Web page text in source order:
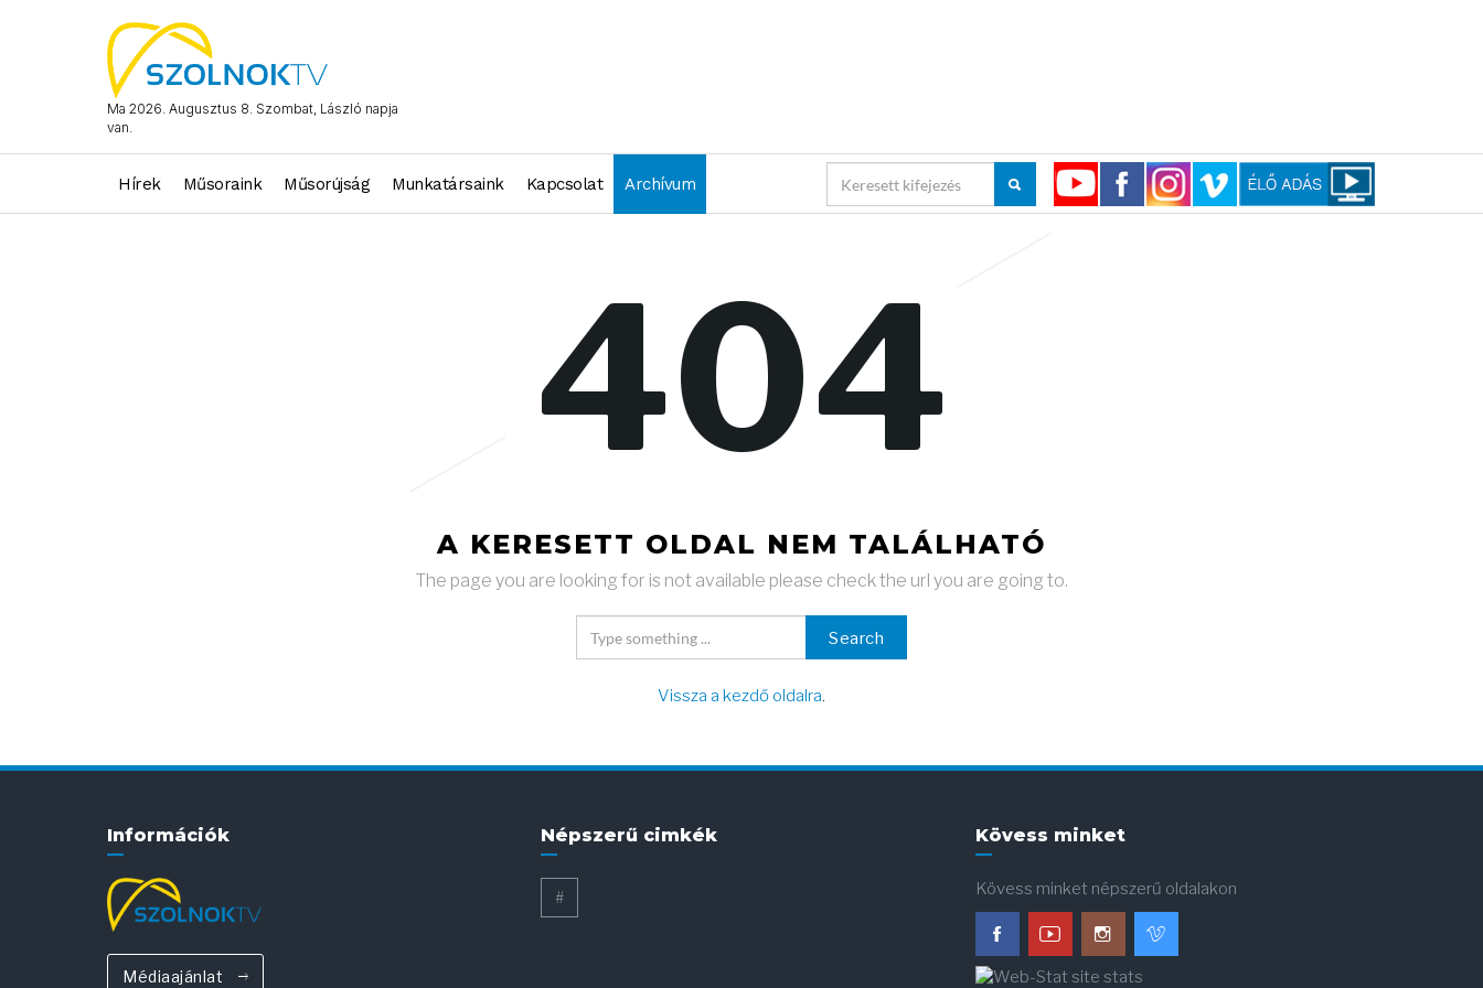
Ma 2026. Augusztus 8. Szombat, László napja
van.
Hírek Műsoraink Műsorújság Munkatársaink Kapcsolat Archívum
404
A KERESETT OLDAL NEM TALÁLHATÓ
The page you are looking for is not available please check the url you are going to.
Search
Vissza a kezdő oldalra.
Információk
Médiaajánlat
Népszerű cimkék
#
Kövess minket
Kövess minket népszerű oldalakon